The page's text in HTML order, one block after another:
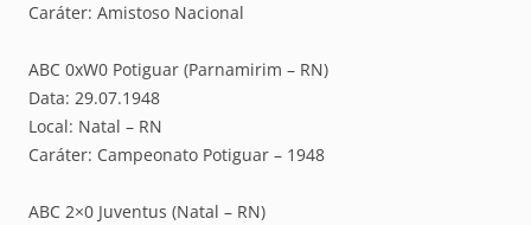
Caráter: Amistoso Nacional
ABC 0xW0 Potiguar (Parnamirim – RN)
Data: 29.07.1948
Local: Natal – RN
Caráter: Campeonato Potiguar – 1948
ABC 2×0 Juventus (Natal – RN)